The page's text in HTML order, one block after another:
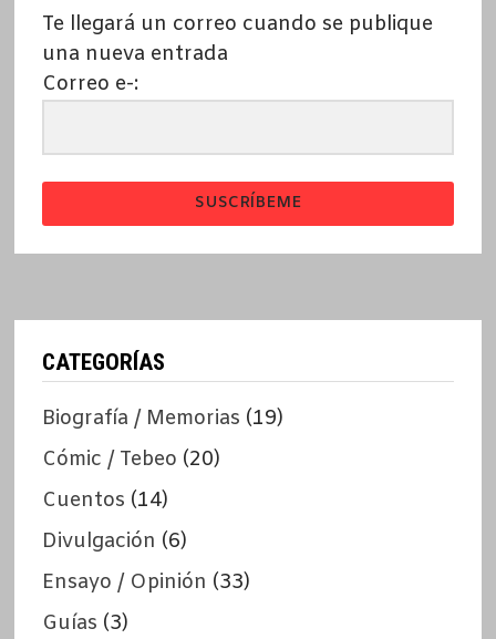
Te llegará un correo cuando se publique
una nueva entrada
Correo e-:
SUSCRÍBEME
CATEGORÍAS
Biografía / Memorias (19)
Cómic / Tebeo (20)
Cuentos (14)
Divulgación (6)
Ensayo / Opinión (33)
Guías (3)